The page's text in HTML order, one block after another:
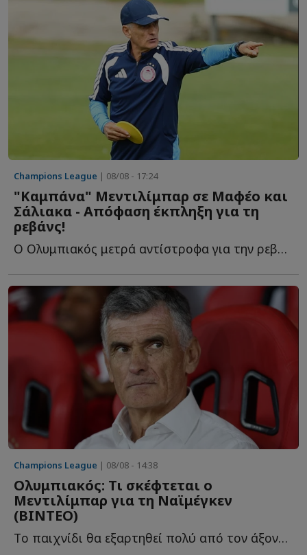
Champions League | 08/08 - 17:24
"Καμπάνα" Μεντιλίμπαρ σε Μαφέο και
Σάλιακα - Απόφαση έκπληξη για τη
ρεβάνς!
Ο Ολυμπιακός μετρά αντίστροφα για την ρεβάνς με τη Ν...
Champions League | 08/08 - 14:38
Ολυμπιακός: Τι σκέφτεται ο
Μεντιλίμπαρ για τη Ναϊμέγκεν
(ΒΙΝΤΕΟ)
Tο παιχνίδι θα εξαρτηθεί πολύ από τον άξονα του Ολυμπιακού κ...